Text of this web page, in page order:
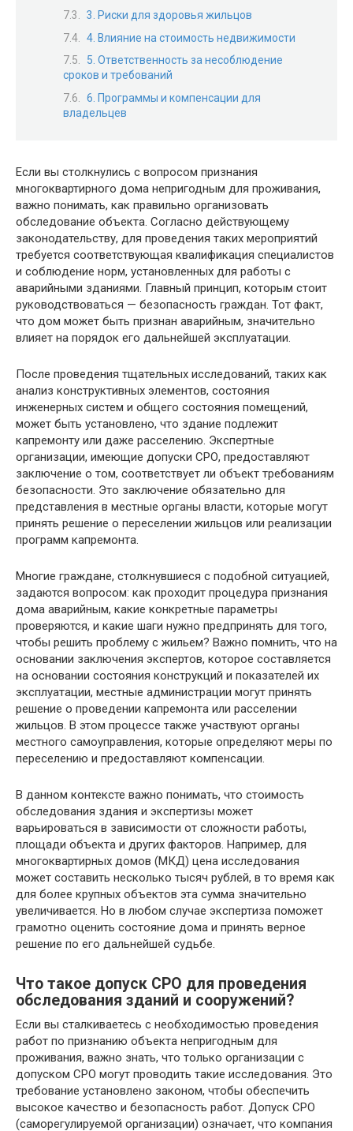
3. Риски для здоровья жильцов
4. Влияние на стоимость недвижимости
5. Ответственность за несоблюдение
сроков и требований
6. Программы и компенсации для
владельцев
Если вы столкнулись с вопросом признания
многоквартирного дома непригодным для проживания,
важно понимать, как правильно организовать
обследование объекта. Согласно действующему
законодательству, для проведения таких мероприятий
требуется соответствующая квалификация специалистов
и соблюдение норм, установленных для работы с
аварийными зданиями. Главный принцип, которым стоит
руководствоваться — безопасность граждан. Тот факт,
что дом может быть признан аварийным, значительно
влияет на порядок его дальнейшей эксплуатации.
После проведения тщательных исследований, таких как
анализ конструктивных элементов, состояния
инженерных систем и общего состояния помещений,
может быть установлено, что здание подлежит
капремонту или даже расселению. Экспертные
организации, имеющие допуски СРО, предоставляют
заключение о том, соответствует ли объект требованиям
безопасности. Это заключение обязательно для
представления в местные органы власти, которые могут
принять решение о переселении жильцов или реализации
программ капремонта.
Многие граждане, столкнувшиеся с подобной ситуацией,
задаются вопросом: как проходит процедура признания
дома аварийным, какие конкретные параметры
проверяются, и какие шаги нужно предпринять для того,
чтобы решить проблему с жильем? Важно помнить, что на
основании заключения экспертов, которое составляется
на основании состояния конструкций и показателей их
эксплуатации, местные администрации могут принять
решение о проведении капремонта или расселении
жильцов. В этом процессе также участвуют органы
местного самоуправления, которые определяют меры по
переселению и предоставляют компенсации.
В данном контексте важно понимать, что стоимость
обследования здания и экспертизы может
варьироваться в зависимости от сложности работы,
площади объекта и других факторов. Например, для
многоквартирных домов (МКД) цена исследования
может составить несколько тысяч рублей, в то время как
для более крупных объектов эта сумма значительно
увеличивается. Но в любом случае экспертиза поможет
грамотно оценить состояние дома и принять верное
решение по его дальнейшей судьбе.
Что такое допуск СРО для проведения
обследования зданий и сооружений?
Если вы сталкиваетесь с необходимостью проведения
работ по признанию объекта непригодным для
проживания, важно знать, что только организации с
допуском СРО могут проводить такие исследования. Это
требование установлено законом, чтобы обеспечить
высокое качество и безопасность работ. Допуск СРО
(саморегулируемой организации) означает, что компания